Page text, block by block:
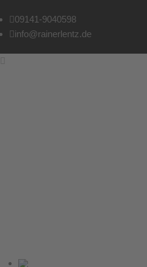
09141-9040598
info@rainerlentz.de